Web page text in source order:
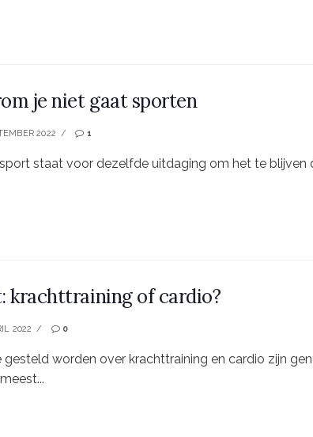
je niet gaat sporten
2022 1
staat voor dezelfde uitdaging om het te blijven
krachttraining of cardio?
2022 0
gesteld worden over krachttraining en cardio zijn